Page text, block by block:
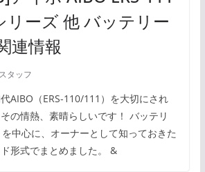
リーズ 他 バッテリー
連情報
スタッフ
AIBO（ERS-110/111）を大切にされ
の情熱、素晴らしいです！ バッテリ
中心に、オーナーとして知っておきた
形式でまとめました。 &